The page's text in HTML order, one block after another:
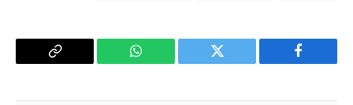
فيسبوك تويتر واتساب
Copy